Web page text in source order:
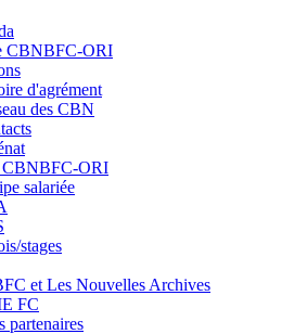
CBNBFC-ORI
d'agrément
des CBN
CBNBFC-ORI
salariée
stages
et Les Nouvelles Archives
FC
partenaires